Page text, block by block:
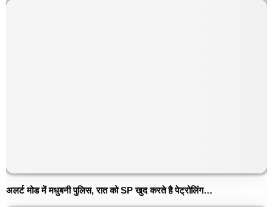
अलर्ट मोड में मधुबनी पुलिस, रात को SP खुद करते है पेट्रोलिंग…